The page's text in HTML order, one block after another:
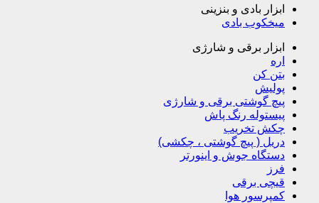
ابزار بادی و بنزینی
میخکوب بادی
ابزار برقی و شارژی
اره
بتن کن
پولیش
پیچ گوشتی برقی و شارژی
پیستوله رنگ پاش
چکش تخریب
دریل ( پیچ گوشتی ، چکشی)
دستگاه جوش و اینورتر
فرز
قیچی برقی
کمپرسور هوا